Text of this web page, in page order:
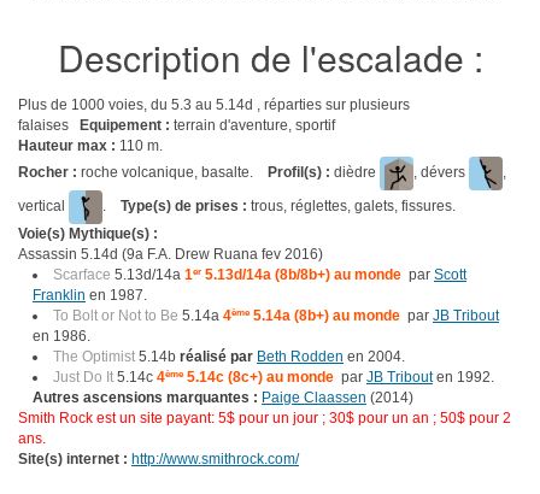
Description de l'escalade :
Plus de 1000 voies, du 5.3 au 5.14d , réparties sur plusieurs
falaises
Equipement : terrain d'aventure, sportif
Hauteur max : 110 m.
Rocher : roche volcanique, basalte. Profil(s) : dièdre , dévers
,
vertical
. Type(s) de prises : trous, réglettes, galets, fissures.
Voie(s) Mythique(s) :
Assassin 5.14d (9a F.A. Drew Ruana fev 2016)
Scarface 5.13d/14a 1er 5.13d/14a (8b/8b+) au monde par Scott
Franklin en 1987.
To Bolt or Not to Be 5.14a 4ème5.14a (8b+) au monde par JB Tribout
en 1986.
The Optimist 5.14b réalisé par Beth Rodden en 2004.
Just Do It 5.14c 4ème5.14c (8c+) au monde par JB Tribouten 1992.
Autres ascensions marquantes : Paige Claassen (2014)
Smith Rock est un site payant: 5$ pour un jour ; 30$ pour un an ; 50$ pour 2
ans.
Site(s) internet : http://www.smithrock.com/